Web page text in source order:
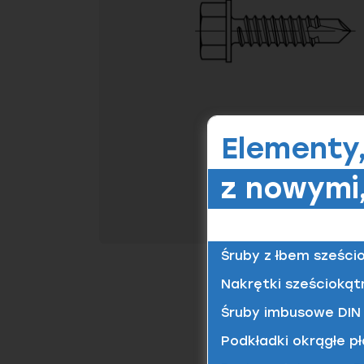
z
Śruby z łbem
Nakrętki
Śruby imbusowe DIN
Podkładki okrągłe